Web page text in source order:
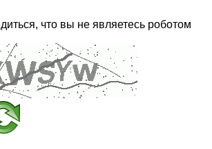
что вы не являетесь роботом